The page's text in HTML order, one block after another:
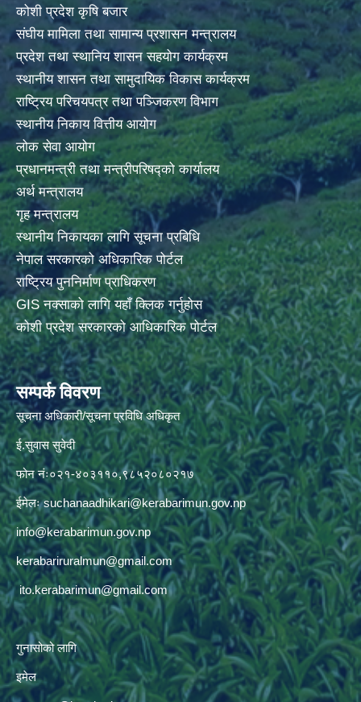
कोशी प्रदेश कृषि बजार
संघीय मामिला तथा सामान्य प्रशासन मन्त्रालय
प्रदेश तथा स्थानिय शासन सहयोग कार्यक्रम
स्थानीय शासन तथा सामुदायिक विकास कार्यक्रम
राष्ट्रिय परिचयपत्र तथा पञ्जिकरण विभाग
स्थानीय निकाय वित्तीय आयोग
लोक सेवा आयोग
प्रधानमन्त्री तथा मन्त्रीपरिषद्को कार्यालय
अर्थ मन्त्रालय
गृह मन्त्रालय
स्थानीय निकायका लागि सूचना प्रबिधि
नेपाल सरकारको अधिकारिक पोर्टल
राष्ट्रिय पुननिर्माण प्राधिकरण
GIS नक्साको लागि यहाँ क्लिक गर्नुहोस
कोशी प्रदेश सरकारको आधिकारिक पोर्टल
सम्पर्क विवरण
सूचना अधिकारी/सूचना प्रविधि अधिकृत
ई.सुवास सुवेदी
फोन नंः०२१-४०३११०,९८५२०८०२१७
ईमेलःsuchanaadhikari@kerabarimun.gov.np
info@kerabarimun.gov.np
kerabariruralmun@gmail.com
ito.kerabarimun@gmail.com
गुनासोको लागि
इमेल